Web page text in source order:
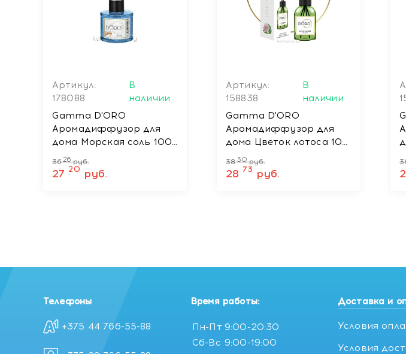
Артикул:
178088
В
наличии
Gamma D'ORO
Аромадиффузор для
дома Морская соль 100
мл SEA SALT
3626 руб.
27 20 руб.
Артикул:
158838
В
наличии
Gamma D'ORO
Аромадиффузор для
дома Цветок лотоса 100
мл LOTUS FLOWER
38 30 руб.
28 73 руб.
Телефоны
+375 44 766-55-88
Время работы:
Пн-Пт 9:00-20:30
Сб-Вс 9:00-19:00
Доставка и
Условия
Условия